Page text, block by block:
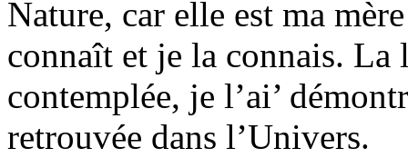
Nature, car elle est ma
connaît et je la connais. La
contemplée, je l’ai’
retrouvée dans l’Univers.